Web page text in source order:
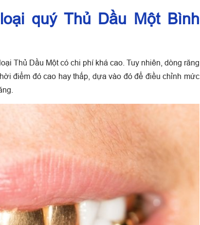
quý Thủ Dầu Một Bình
Thủ Dầu Một có chi phí khá cao. Tuy nhiên, dòng răng
điểm đó cao hay thấp, dựa vào đó để điều chỉnh mức